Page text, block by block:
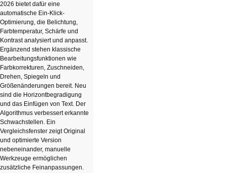
2026 bietet dafür eine
automatische Ein-Klick-
Optimierung, die Belichtung,
Farbtemperatur, Schärfe und
Kontrast analysiert und anpasst.
Ergänzend stehen klassische
Bearbeitungsfunktionen wie
Farbkorrekturen, Zuschneiden,
Drehen, Spiegeln und
Größenänderungen bereit. Neu
sind die Horizontbegradigung
und das Einfügen von Text. Der
Algorithmus verbessert erkannte
Schwachstellen. Ein
Vergleichsfenster zeigt Original
und optimierte Version
nebeneinander, manuelle
Werkzeuge ermöglichen
zusätzliche Feinanpassungen.